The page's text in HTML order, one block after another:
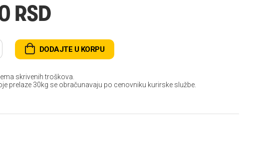
RSD
DODAJTE U KORPU
skrivenih troškova.
prelaze 30kg se obračunavaju po cenovniku kurirske službe.